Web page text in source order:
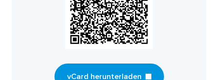
vCard herunterladen